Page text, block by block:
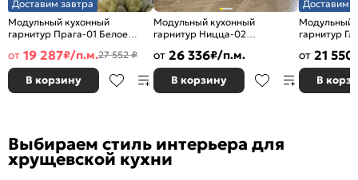
Доставим завтра
Модульный кухонный
гарнитур Прага-01 Белое
2140x2600x600
от 19 287₽/п.м.27 552 ₽
В корзину
Модульный кухонный
гарнитур Ницца-02
от 26 336₽/п.м.
В корзину
Доставим
Модульный
гарнитур
от 21 550
В
Выбираем стиль интерьера для
хрущевской кухни